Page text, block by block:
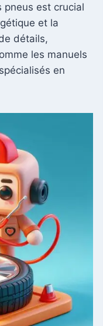
pneus est crucial
et la
détails,
les manuels
en